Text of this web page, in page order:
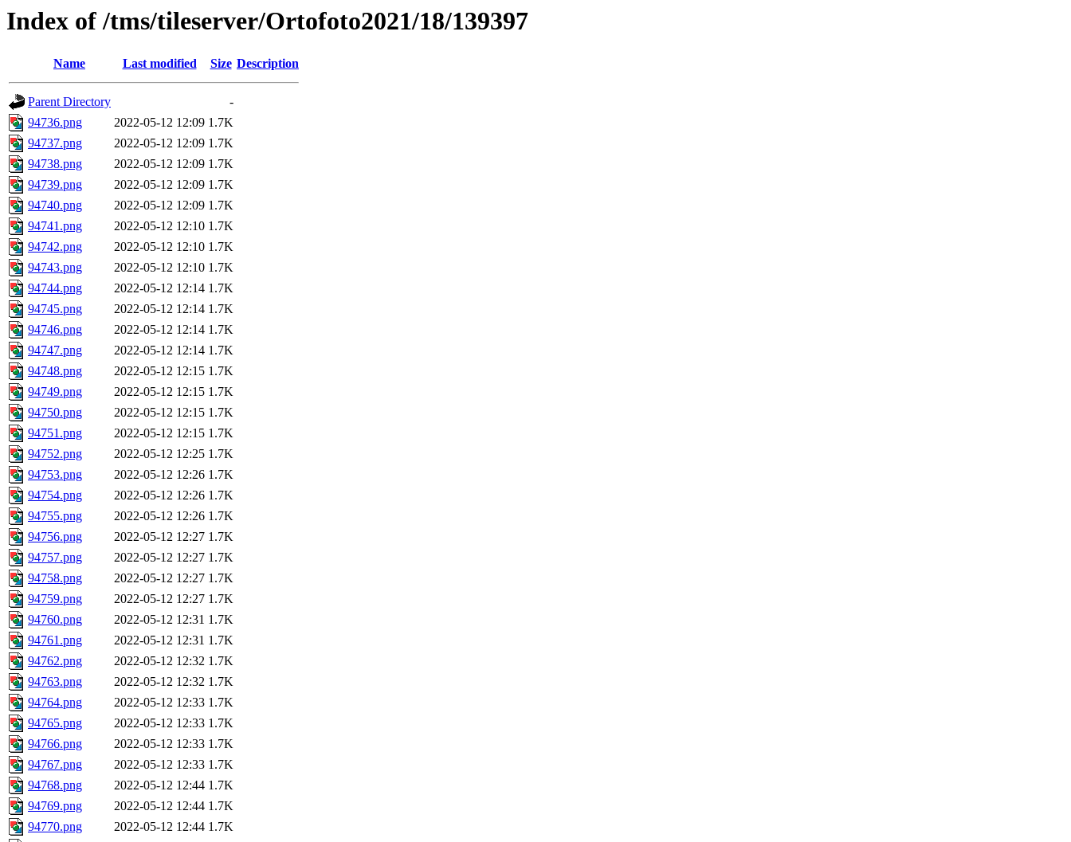
Index of /tms/tileserver/Ortofoto2021/18/139397
Name Last modified Size Description
Parent Directory
-
94736.png
2022-05-12 12:09 1.7K
94737.png
2022-05-12 12:09 1.7K
94738.png
2022-05-12 12:09 1.7K
94739.png
2022-05-12 12:09 1.7K
94740.png
2022-05-12 12:09 1.7K
94741.png
2022-05-12 12:10 1.7K
94742.png
2022-05-12 12:10 1.7K
94743.png
2022-05-12 12:10 1.7K
94744.png
2022-05-12 12:14 1.7K
94745.png
2022-05-12 12:14 1.7K
94746.png
2022-05-12 12:14 1.7K
94747.png
2022-05-12 12:14 1.7K
94748.png
2022-05-12 12:15 1.7K
94749.png
2022-05-12 12:15 1.7K
94750.png
2022-05-12 12:15 1.7K
94751.png
2022-05-12 12:15 1.7K
94752.png
2022-05-12 12:25 1.7K
94753.png
2022-05-12 12:26 1.7K
94754.png
2022-05-12 12:26 1.7K
94755.png
2022-05-12 12:26 1.7K
94756.png
2022-05-12 12:27 1.7K
94757.png
2022-05-12 12:27 1.7K
94758.png
2022-05-12 12:27 1.7K
94759.png
2022-05-12 12:27 1.7K
94760.png
2022-05-12 12:31 1.7K
94761.png
2022-05-12 12:31 1.7K
94762.png
2022-05-12 12:32 1.7K
94763.png
2022-05-12 12:32 1.7K
94764.png
2022-05-12 12:33 1.7K
94765.png
2022-05-12 12:33 1.7K
94766.png
2022-05-12 12:33 1.7K
94767.png
2022-05-12 12:33 1.7K
94768.png
2022-05-12 12:44 1.7K
94769.png
2022-05-12 12:44 1.7K
94770.png
2022-05-12 12:44 1.7K